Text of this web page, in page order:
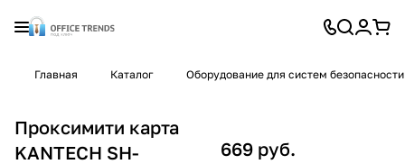
Главная Каталог Оборудование для систем безопасности
Проксимити карта
KANTECH SH-
669 руб.